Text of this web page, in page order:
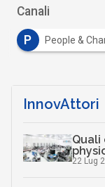
Canali
P People &
InnovAttori
Quali
22 Lug